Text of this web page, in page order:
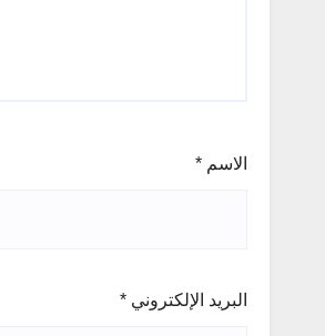
الاسم *
البريد الإلكتروني *